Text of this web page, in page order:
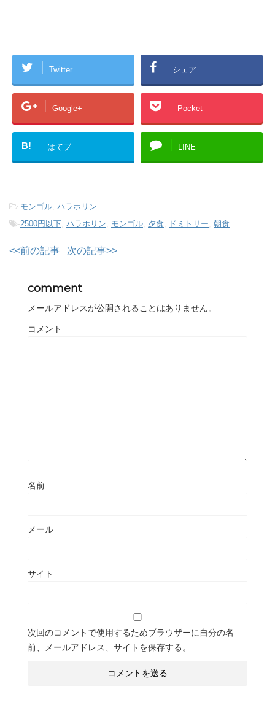
Twitter シェア
Google+ Pocket
B! はてブ LINE
-モンゴル, ハラホリン
-2500円以下, ハラホリン, モンゴル, 夕食, ドミトリー, 朝食
<<前の記事 次の記事>>
comment
メールアドレスが公開されることはありません。
コメント
名前
メール
サイト
次回のコメントで使用するためブラウザーに自分の名
前、メールアドレス、サイトを保存する。